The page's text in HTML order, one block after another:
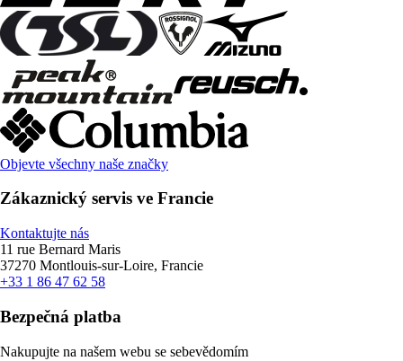
Objevte všechny naše značky
Zákaznický servis ve Francie
Kontaktujte nás
11 rue Bernard Maris
37270 Montlouis-sur-Loire, Francie
+33 1 86 47 62 58
Bezpečná platba
Nakupujte na našem webu se sebevědomím